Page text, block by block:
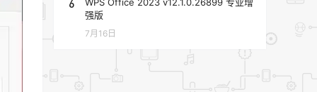
6
强版
7月16日